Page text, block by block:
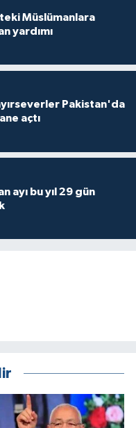
Müslümanlara
yardımı
Pakistan'da
açtı
ayı bu yıl 29 gün